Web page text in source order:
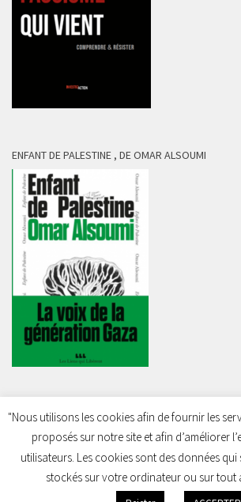
ENFANT DE PALESTINE , DE OMAR ALSOUMI
Charleroi Pour la Palestine © 2026. Tous
"Nous utilisons les cookies afin de fournir les
proposés sur notre site et afin d’améliorer
utilisateurs. Les cookies sont des données
stockés sur votre ordinateur ou sur tout